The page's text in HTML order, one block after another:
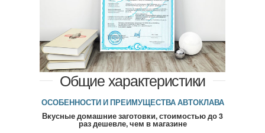
Общие характеристики
ОСОБЕННОСТИ И ПРЕИМУЩЕСТВА АВТОКЛАВА
Вкусные домашние заготовки, стоимостью до 3
раз дешевле, чем в магазине